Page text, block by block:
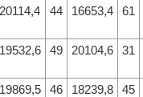
20114,4 44 16653,4 61
19532,6 49 20104,6 31
19869,5 46 18239,8 45